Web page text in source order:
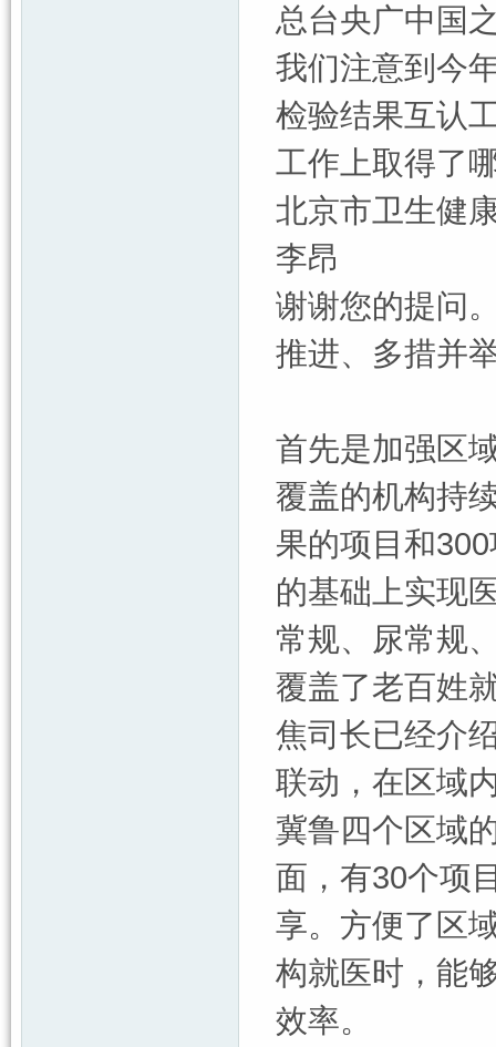
总台央广中国
我们注意到今
检验结果互认
工作上取得了
北京市卫生健
李昂
谢谢您的提问
推进、多措并
首先是加强区
覆盖的机构持
果的项目和
的基础上实现
常规、尿常规
覆盖了老百姓
焦司长已经介
联动，在区域
冀鲁四个区域
面，有30个项
享。方便了区
构就医时，能
效率。